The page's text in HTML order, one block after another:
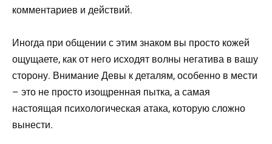
комментариев и действий.
Иногда при общении с этим знаком вы просто кожей
ощущаете, как от него исходят волны негатива в вашу
сторону. Внимание Девы к деталям, особенно в мести
– это не просто изощренная пытка, а самая
настоящая психологическая атака, которую сложно
вынести.